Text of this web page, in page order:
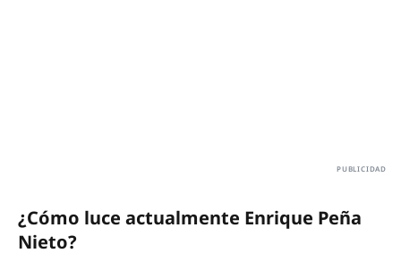
¿Cómo luce actualmente Enrique Peña
Nieto?